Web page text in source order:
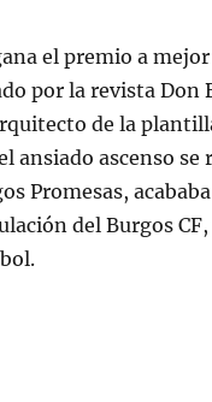
el premio a
por la revista Don
de la
ansiado ascenso se
Promesas,
del Burgos